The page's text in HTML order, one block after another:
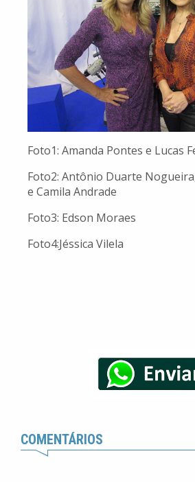
Foto1: Amanda Pontes e Lucas
Foto2: Antônio Duarte
e Camila Andrade
Foto3: Edson Moraes
Foto4:Jéssica Vilela
COMENTÁRIOS